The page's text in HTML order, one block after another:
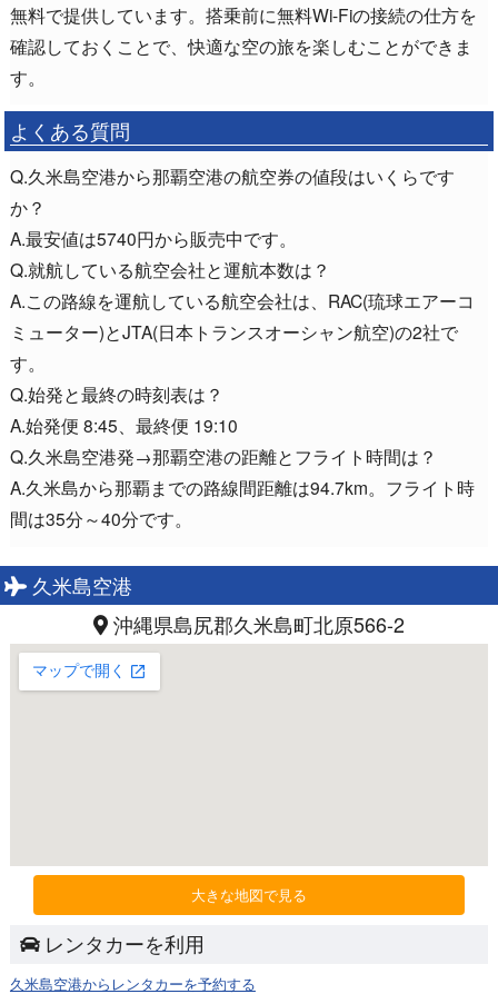
無料で提供しています。搭乗前に無料Wi-Fiの接続の仕方を
確認しておくことで、快適な空の旅を楽しむことができま
す。
よくある質問
Q.久米島空港から那覇空港の航空券の値段はいくらです
か？
A.最安値は5740円から販売中です。
Q.就航している航空会社と運航本数は？
A.この路線を運航している航空会社は、RAC(琉球エアーコ
ミューター)とJTA(日本トランスオーシャン航空)の2社で
す。
Q.始発と最終の時刻表は？
A.始発便 8:45、最終便 19:10
Q.久米島空港発→那覇空港の距離とフライト時間は？
A.久米島から那覇までの路線間距離は94.7km。フライト時
間は35分～40分です。
久米島空港
沖縄県島尻郡久米島町北原566-2
大きな地図で見る
レンタカーを利用
久米島空港からレンタカーを予約する